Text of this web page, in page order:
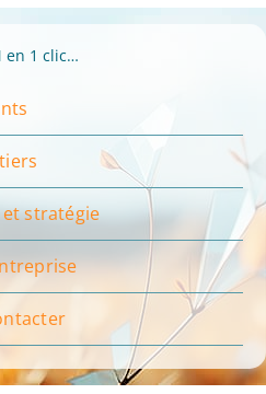
en 1 clic…
stratégie